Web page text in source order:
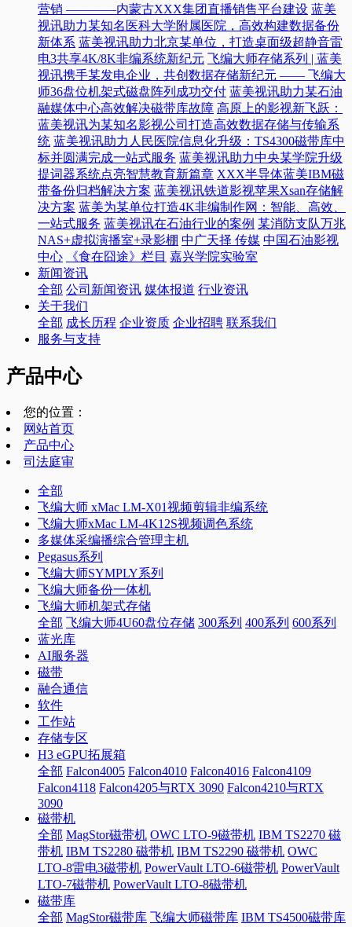
营销 ————内蒙古XXX集团直播销售平台建设 蓝美
视讯助力某知名医科大学附属医院，高效构建数据备份
新体系 蓝美视讯助力北京某单位，打造桌面级超静音雷
电3共享4K/8K非编系统新纪元 飞编大师存储系列 | 蓝美
视讯携手某发电企业，共创数据存储新纪元 —— 飞编大
师36盘位机架式磁盘阵列成功交付 蓝美视讯助力某石油
融媒体中心高效解决磁带库故障 高原上的影视新飞跃：
蓝美视讯为某知名影视公司打造高效数据存储与传输系
统 蓝美视讯助力人民医院信息化升级：TS4300磁带库中
标并圆满完成一站式服务 蓝美视讯助力中央某学院升级
提词器系统点亮智慧教育新篇章 XXX半导体蓝美IBM磁
带备份归档解决方案 蓝美视讯铁道影视苹果Xsan存储解
决方案 蓝美为某单位打造4K非编制作网：智能、高效、
一站式服务 蓝美视讯在石油行业的案例 某消防支队万兆
NAS+虚拟演播室+录影棚 中广天择 传媒 中国石油影视
中心
《食在囧途》栏目 嘉兴学院实验室
新闻资讯
全部 公司新闻资讯 媒体报道 行业资讯
关于我们
全部 成长历程 企业资质 企业招聘 联系我们
服务与支持
产品中心
您的位置：
网站首页
产品中心
司法庭审
全部
飞编大师 xMac LM-X01视频剪辑非编系统
飞编大师xMac LM-4K12S视频调色系统
多媒体采编播综合管理主机
Pegasus系列
飞编大师SYMPLY系列
飞编大师备份一体机
飞编大师机架式存储
全部 飞编大师4U60盘位存储 300系列 400系列 600系列
蓝光库
AI服务器
磁带
融合通信
软件
工作站
存储专区
H3 eGPU拓展箱
全部 Falcon4005 Falcon4010 Falcon4016 Falcon4109
Falcon4118 Falcon4205与RTX 3090 Falcon4210与RTX
3090
磁带机
全部 MagStor磁带机 OWC LTO-9磁带机 IBM TS2270 磁
带机 IBM TS2280 磁带机 IBM TS2290 磁带机 OWC
LTO-8雷电3磁带机 PowerVault LTO-6磁带机 PowerVault
LTO-7磁带机 PowerVault LTO-8磁带机
磁带库
全部 MagStor磁带库 飞编大师磁带库 IBM TS4500磁带库